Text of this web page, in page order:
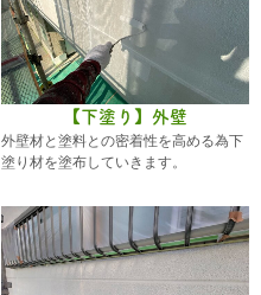
【下塗り】外壁
外壁材と塗料との密着性を高める為下
塗り材を塗布していきます。